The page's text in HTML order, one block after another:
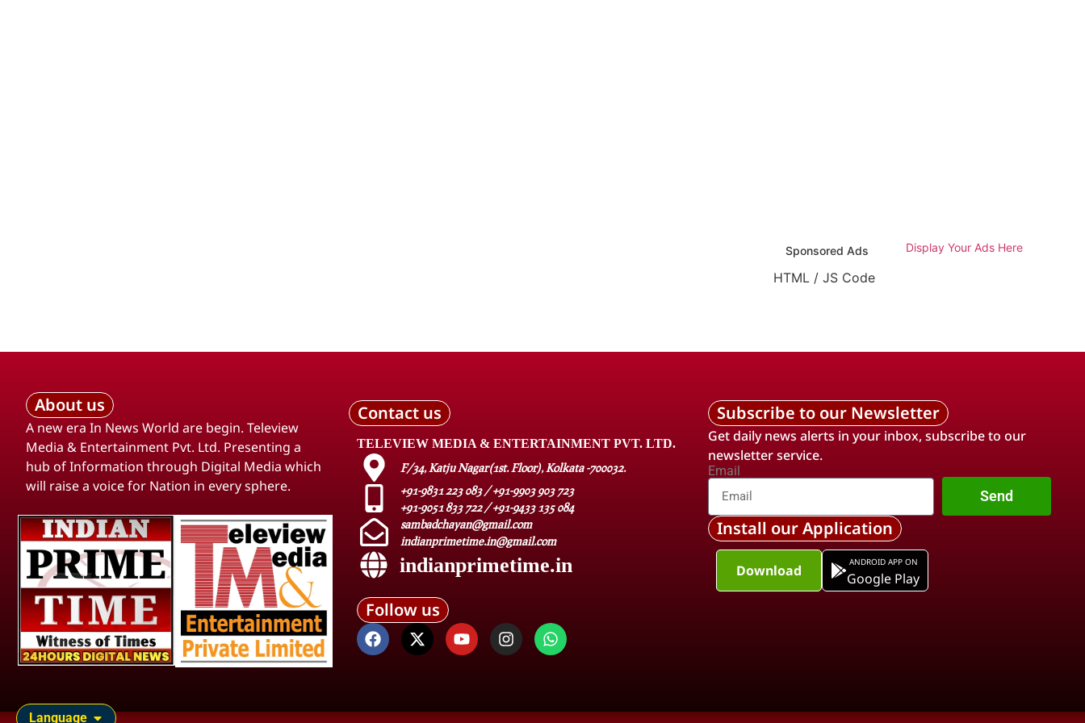
Sponsored Ads Display Your Ads Here
HTML / JS Code
Language
About us
A new era In News World are begin. Teleview
Media & Entertainment Pvt. Ltd. Presenting a
hub of Information through Digital Media which
will raise a voice for Nation in every sphere.
Contact us
TELEVIEW MEDIA & ENTERTAINMENT PVT. LTD.
F/34, Katju Nagar(1st. Floor), Kolkata -700032.
+91-9831 223 083 / +91-9903 903 723
+91-9051 833 722 / +91-9433 135 084
sambadchayan@gmail.com
indianprimetime.in@gmail.com
indianprimetime.in
Follow us
Subscribe to our Newsletter
Get daily news alerts in your inbox, subscribe to our
newsletter service.
Email
Send
Install our Application
Download ANDROID APP ON
Google Play